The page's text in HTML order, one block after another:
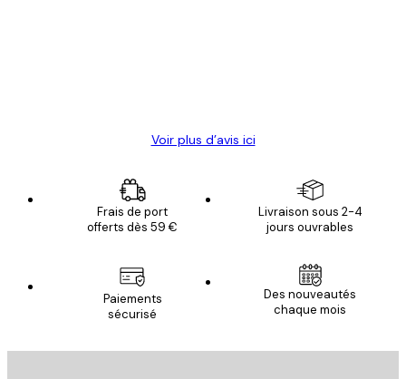
Voir plus d’avis ici
S'INSCRIRE
Frais de port
offerts dès 59 €
Livraison sous 2-4
jours ouvrables
Paiements
sécurisé
Des nouveautés
chaque mois